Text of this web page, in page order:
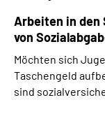
Arbeiten in den
von
Möchten sich
Taschengeld
sind